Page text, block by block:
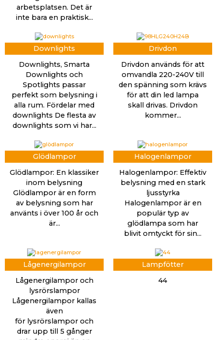
arbetsplatsen. Det är
inte bara en praktisk...
Downlights
Downlights, Smarta
Downlights och
Spotlights passar
perfekt som belysning i
alla rum. Fördelar med
downlights De flesta av
downlights som vi har...
Drivdon
Drivdon används för att
omvandla 220-240V till
den spänning som krävs
för att din led lampa
skall drivas. Drivdon
kommer...
Glödlampor
Glödlampor: En klassiker
inom belysning
Glödlampor är en form
av belysning som har
använts i över 100 år och
är...
Halogenlampor
Halogenlampor: Effektiv
belysning med en stark
ljusstyrka
Halogenlampor är en
populär typ av
glödlampa som har
blivit omtyckt för sin...
Lågenergilampor
Lågenergilampor och
lysrörslampor
Lågenergilampor kallas
även
för lysrörslampor och
drar upp till 5 gånger
Lampfötter
44